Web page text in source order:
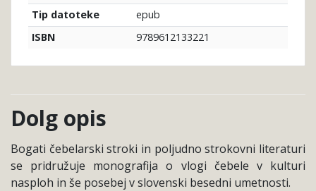
Tip datoteke
epub
ISBN
9789612133221
Dolg opis
Bogati čebelarski stroki in poljudno strokovni literaturi
se pridružuje monografija o vlogi čebele v kulturi
nasploh in še posebej v slovenski besedni umetnosti.